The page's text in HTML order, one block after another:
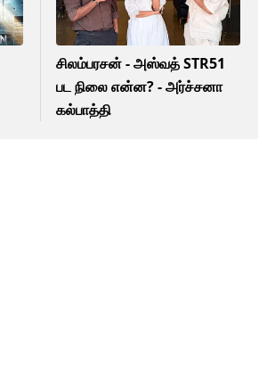
சிலம்பரசன் - அஸ்வத் STR51
பட நிலை என்ன? - அர்ச்சனா
கல்பாத்தி